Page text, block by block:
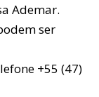
Ademar.
ser
+55 (47)